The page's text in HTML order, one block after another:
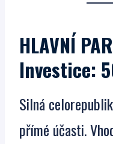
HLAVNÍ
Investice:
Silná
přímé účasti.